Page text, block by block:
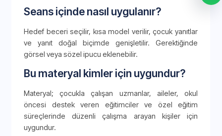
Seans içinde nasıl uygulanır?
Hedef beceri seçilir, kısa model verilir, çocuk yanıtlar
ve yanıt doğal biçimde genişletilir. Gerektiğinde
görsel veya sözel ipucu eklenebilir.
Bu materyal kimler için uygundur?
Materyal; çocukla çalışan uzmanlar, aileler, okul
öncesi destek veren eğitimciler ve özel eğitim
süreçlerinde düzenli çalışma arayan kişiler için
uygundur.